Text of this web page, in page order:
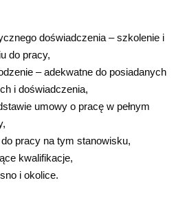
doświadczenia – szkolenie i
do pracy,
– adekwatne do posiadanych
i doświadczenia,
umowy o pracę w pełnym
pracy na tym stanowisku,
kwalifikacje,
i okolice.